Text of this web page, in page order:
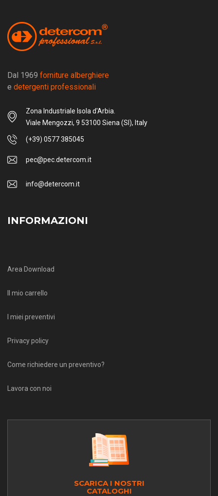
Dal 1969 forniture alberghiere
e detergenti professionali
Zona Industriale Isola d'Arbia.
Viale Mengozzi, 9 53100 Siena (SI), Italy
(+39) 0577 385045
pec@pec.detercom.it
info@detercom.it
INFORMAZIONI
Area Download
Il mio carrello
I miei preventivi
Privacy policy
Come richiedere un preventivo?
Lavora con noi
SCARICA I NOSTRI
CATALOGHI